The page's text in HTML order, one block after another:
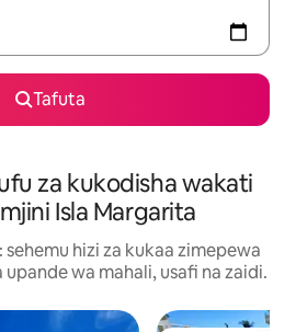
Tafuta
za kukodisha wakati
Isla Margarita
hizi za kukaa zimepewa
wa mahali, usafi na zaidi.